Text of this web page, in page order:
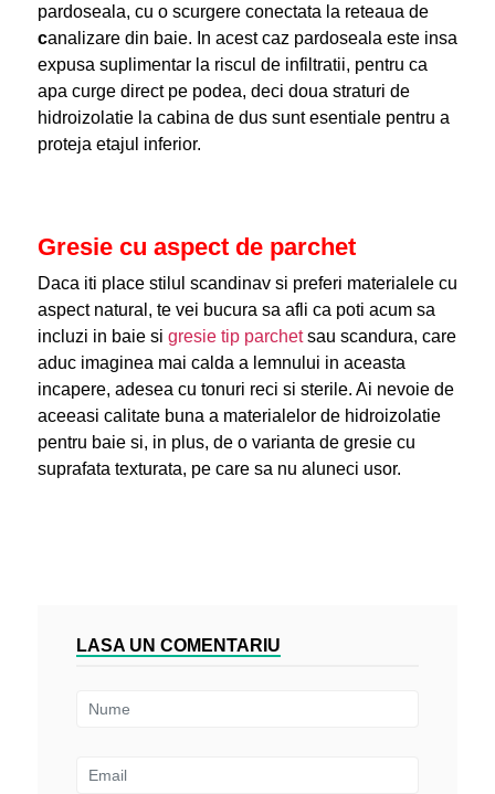
pardoseala, cu o scurgere conectata la reteaua de
canalizare din baie. In acest caz pardoseala este insa
expusa suplimentar la riscul de infiltratii, pentru ca
apa curge direct pe podea, deci doua straturi de
hidroizolatie la cabina de dus sunt esentiale pentru a
proteja etajul inferior.
Gresie cu aspect de parchet
Daca iti place stilul scandinav si preferi materialele cu
aspect natural, te vei bucura sa afli ca poti acum sa
incluzi in baie si gresie tip parchetsau scandura, care
aduc imaginea mai calda a lemnului in aceasta
incapere, adesea cu tonuri reci si sterile. Ai nevoie de
aceeasi calitate buna a materialelor de hidroizolatie
pentru baie si, in plus, de o varianta de gresie cu
suprafata texturata, pe care sa nu aluneci usor.
LASA UN COMENTARIU